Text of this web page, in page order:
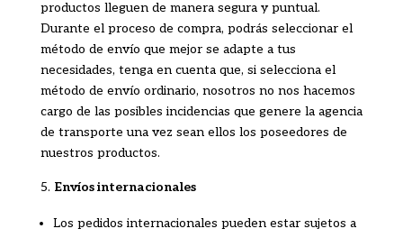
productos lleguen de manera segura y puntual.
Durante el proceso de compra, podrás seleccionar el
método de envío que mejor se adapte a tus
necesidades, tenga en cuenta que, si selecciona el
método de envío ordinario, nosotros no nos hacemos
cargo de las posibles incidencias que genere la agencia
de transporte una vez sean ellos los poseedores de
nuestros productos.
Envíos internacionales
Los pedidos internacionales pueden estar sujetos a